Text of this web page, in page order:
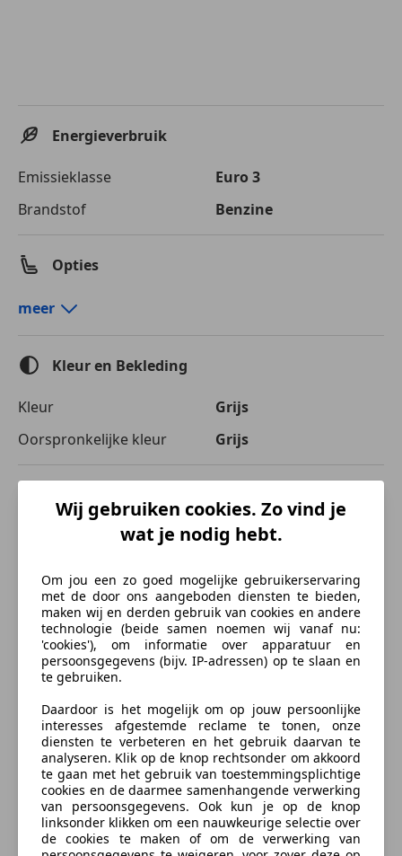
Energieverbruik
Emissieklasse
Euro 3
Brandstof
Benzine
Opties
Comfort en gemak
Cruise control
Elektrische ramen
Lederen stuurwiel
Entertainment en Media
Boordcomputer
ABS
Airbag bestuurder
Airbag passagier
Centrale deurvergrendeling met afstandsbediening
Centrale vergrendeling
Startonderbreker
Stuurbekrachtiging
Zij-airbags
Extra
Lichtmetalen velgen (15")
Trekhaak
meer
Kleur en Bekleding
Kleur
Grijs
Oorspronkelijke kleur
Grijs
Vanwege ons snel wisselende voorraad adviseren wij
of het betreffende auto op voorraad is..aub.
Meer informatie
Gemiddeld brandstofverbruik:6,9 l/100km(1 op
14,5)
Brandstofverbruik in de stad:9,1 l/100km(1 op 11,0)
Brandstofverbruik op de snelweg: 5,7 l/100km(1 op
17,5)
Energielabel:B
BTW/marge: BTW niet verrekenbaar voor
ondernemers (margeregeling)
meer
Verzekering
Wij gebruiken cookies. Zo vind je
wat je nodig hebt.
Om jou een zo goed mogelijke gebruikerservaring
met de door ons aangeboden diensten te bieden,
maken wij en derden gebruik van cookies en andere
technologie (beide samen noemen wij vanaf nu:
'cookies'), om informatie over apparatuur en
persoonsgegevens (bijv. IP-adressen) op te slaan en
te gebruiken.
Daardoor is het mogelijk om op jouw persoonlijke
interesses afgestemde reclame te tonen, onze
diensten te verbeteren en het gebruik daarvan te
analyseren. Klik op de knop rechtsonder om akkoord
te gaan met het gebruik van toestemmingsplichtige
cookies en de daarmee samenhangende verwerking
van persoonsgegevens. Ook kun je op de knop
linksonder klikken om een nauwkeurige selectie over
de cookies te maken of om de verwerking van